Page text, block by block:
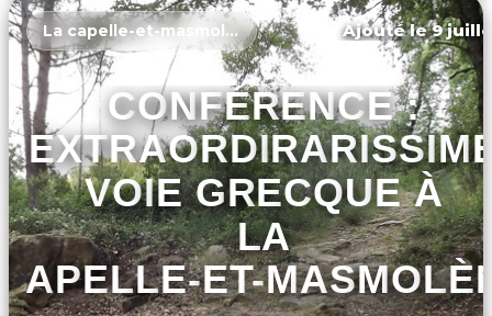
La capelle-et-masmolène Ajouté le 9
CONFÉRENCE :
VOIE GRECQUE À
LA
ET-